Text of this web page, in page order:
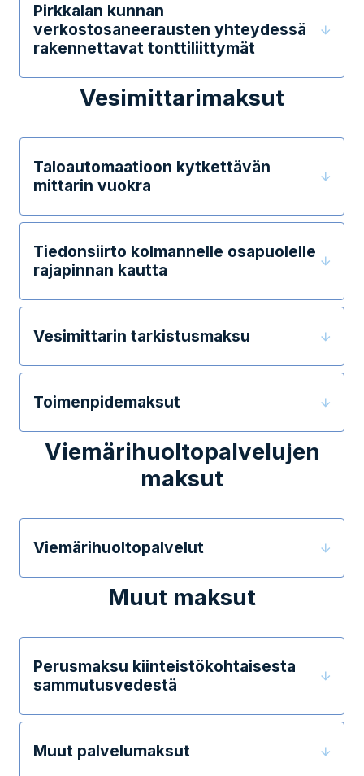
Pirkkalan kunnan
verkostosaneerausten yhteydessä
rakennettavat tonttiliittymät
Vesimittarimaksut
Taloautomaatioon kytkettävän
mittarin vuokra
Tiedonsiirto kolmannelle osapuolelle
rajapinnan kautta
Vesimittarin tarkistusmaksu
Toimenpidemaksut
Viemärihuoltopalvelujen
maksut
Viemärihuoltopalvelut
Muut maksut
Perusmaksu kiinteistökohtaisesta
sammutusvedestä
Muut palvelumaksut